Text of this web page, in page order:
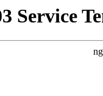
Service